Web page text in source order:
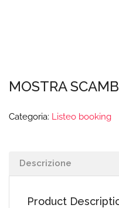
MOSTRA
Categoria: Listeo booking
Descrizione
Product